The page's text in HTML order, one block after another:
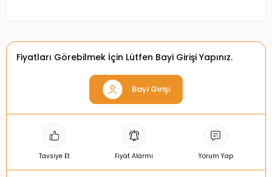
Fiyatları Görebilmek İçin Lütfen Bayi Girişi Yapınız.
Bayi Girişi
Tavsiye Et Fiyat Alarmı Yorum Yap